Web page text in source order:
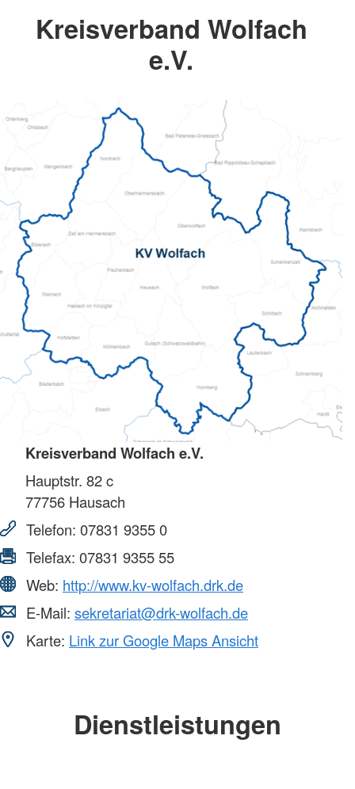
Kreisverband Wolfach
e.V.
Kreisverband Wolfach e.V.
Hauptstr. 82 c
77756 Hausach
Telefon: 07831 9355 0
Telefax: 07831 9355 55
Web: http://www.kv-wolfach.drk.de
E-Mail: sekretariat@drk-wolfach.de
Karte: Link zur Google Maps Ansicht
Dienstleistungen